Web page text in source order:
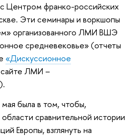
Центром франко-российских
Эти семинары и воркшопы
организованного ЛМИ ВШЭ
средневековье» (отчеты
«Дискуссионное
ЛМИ –
).
была в том, чтобы,
сравнительной истории
Европы, взглянуть на